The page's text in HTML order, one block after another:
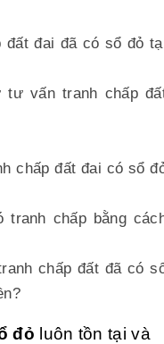
đất đai đã có sổ đỏ
vấn tranh chấp
chấp đất đai có sổ
tranh chấp bằng
chấp đất đã có
đỏ luôn tồn tại và